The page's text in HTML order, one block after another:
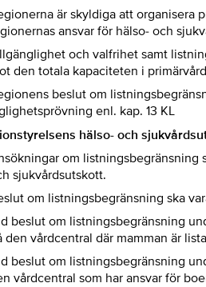
är skyldiga att organisera
ansvar för hälso- och
och valfrihet samt
den totala kapaciteten i
beslut om
enl. kap. 13 KL
hälso- och
om listningsbegränsning
sjukvårdsutskott.
om listningsbegränsning ska
beslut om listningsbegränsning
den vårdcentral där mamman är
beslut om listningsbegränsning
vårdcentral som har ansvar för